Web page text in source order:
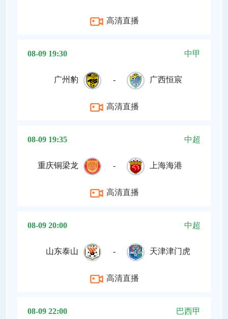
高清直播
08-09 19:30 中甲
广州豹 - 广西恒宸
高清直播
08-09 19:35 中超
重庆铜梁龙 - 上海海港
高清直播
08-09 20:00 中超
山东泰山 - 天津津门虎
高清直播
08-09 22:00 巴西甲